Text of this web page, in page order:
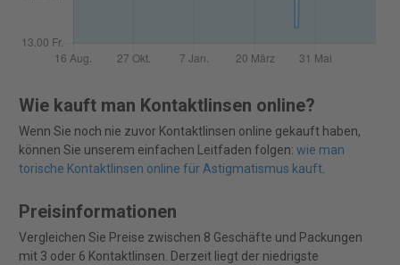
Wie kauft man Kontaktlinsen online?
Wenn Sie noch nie zuvor Kontaktlinsen online gekauft haben,
können Sie unserem einfachen Leitfaden folgen: wie man
torische Kontaktlinsen online für Astigmatismus kauft.
Preisinformationen
Vergleichen Sie Preise zwischen 8 Geschäfte und Packungen
mit 3 oder 6 Kontaktlinsen. Derzeit liegt der niedrigste